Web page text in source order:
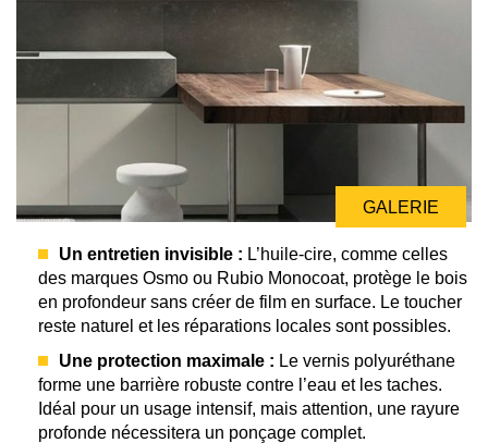
GALERIE
Un entretien invisible : L’huile-cire, comme celles
des marques Osmo ou Rubio Monocoat, protège le bois
en profondeur sans créer de film en surface. Le toucher
reste naturel et les réparations locales sont possibles.
Une protection maximale : Le vernis polyuréthane
forme une barrière robuste contre l’eau et les taches.
Idéal pour un usage intensif, mais attention, une rayure
profonde nécessitera un ponçage complet.